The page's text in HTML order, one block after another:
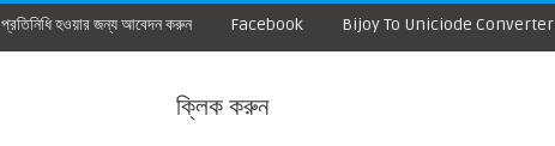
প্রতিনিধি হওয়ার জন্য আবেদন করুন Facebook Bijoy To Uniciode Converter
ক্লিক করুন